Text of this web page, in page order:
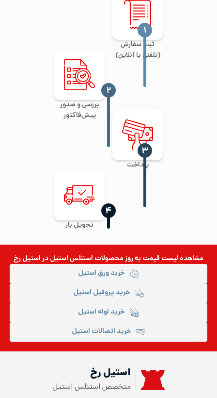
ثبت سفارش
(تلفنی یا آنلاین)
‍۱
بررسی و صدور
پیش‌فاکتور
‍۲
پرداخت
‍۳
تحویل بار
‍۴
مشاهده لیست قیمت به روزمحصولات استنلس استیلدر استیل رخ
خرید ورق استیل
خرید پروفیل استیل
خرید لوله استیل
خرید اتصالات استیل
استیل رخ
متخصص استنلس استیل